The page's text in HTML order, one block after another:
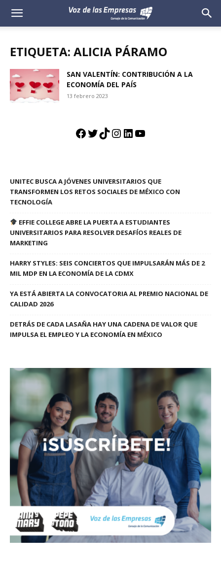
Voz
Empresas
ETIQUETA: ALICIA PÁRAMO
SAN VALENTÍN: CONTRIBUCIÓN A LA
ECONOMÍA DEL PAÍS
13 febrero 2023
Facebook
Twitter
TikTok
Instagram
LinkedIn
YouTube
UNITEC BUSCA A JÓVENES UNIVERSITARIOS QUE
TRANSFORMEN LOS RETOS SOCIALES DE MÉXICO CON
TECNOLOGÍA
EFFIE COLLEGE ABRE LA PUERTA A ESTUDIANTES
UNIVERSITARIOS PARA RESOLVER DESAFÍOS REALES DE
MARKETING
HARRY STYLES: SEIS CONCIERTOS QUE IMPULSARÁN MÁS DE 2
MIL MDP EN LA ECONOMÍA DE LA CDMX
YA ESTÁ ABIERTA LA CONVOCATORIA AL PREMIO NACIONAL DE
CALIDAD 2026
DETRÁS DE CADA LASAÑA HAY UNA CADENA DE VALOR QUE
IMPULSA EL EMPLEO Y LA ECONOMÍA EN MÉXICO